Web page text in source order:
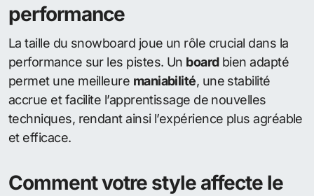
performance
La taille du snowboard joue un rôle crucial dans la
performance sur les pistes. Un boardbien adapté
permet une meilleure maniabilité, une stabilité
accrue et facilite l’apprentissage de nouvelles
techniques, rendant ainsi l’expérience plus agréable
et efficace.
Comment votre style affecte le